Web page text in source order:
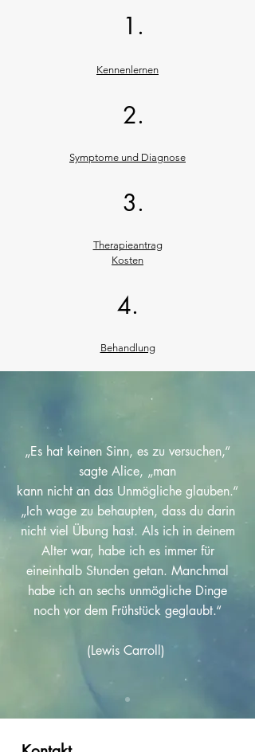
1.
Kennenlernen
2.
Symptome und Diagnose
3.
Therapieantrag
Kosten
4.
Behandlung
„Es hat keinen Sinn, es zu versuchen,“
sagte Alice, „man
kann nicht an das Unmögliche glauben.“
„Ich wage zu behaupten, dass du darin
nicht viel Übung hast. Als ich in deinem
Alter war, habe ich es immer für
eineinhalb Stunden getan. Manchmal
habe ich an sechs unmögliche Dinge
noch vor dem Frühstück geglaubt.“
(Lewis Carroll)